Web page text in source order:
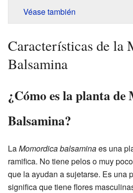
Véase también
Características de la
Balsamina
¿Cómo es la planta
Balsamina?
LaMomordica balsaminaes una
ramifica. No tiene pelos o muy
que la ayudan a sujetarse. Es una
significa que tiene flores